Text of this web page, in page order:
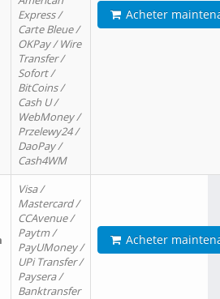
Express /
Carte Bleue /
OKPay / Wire
Transfer /
Sofort /
BitCoins /
Cash U /
WebMoney /
Przelewy24 /
DaoPay /
Cash4WM
Acheter
Visa /
Mastercard /
CCAvenue /
Paytm /
PayUMoney /
UPi Transfer /
Paysera /
Banktransfer
Acheter